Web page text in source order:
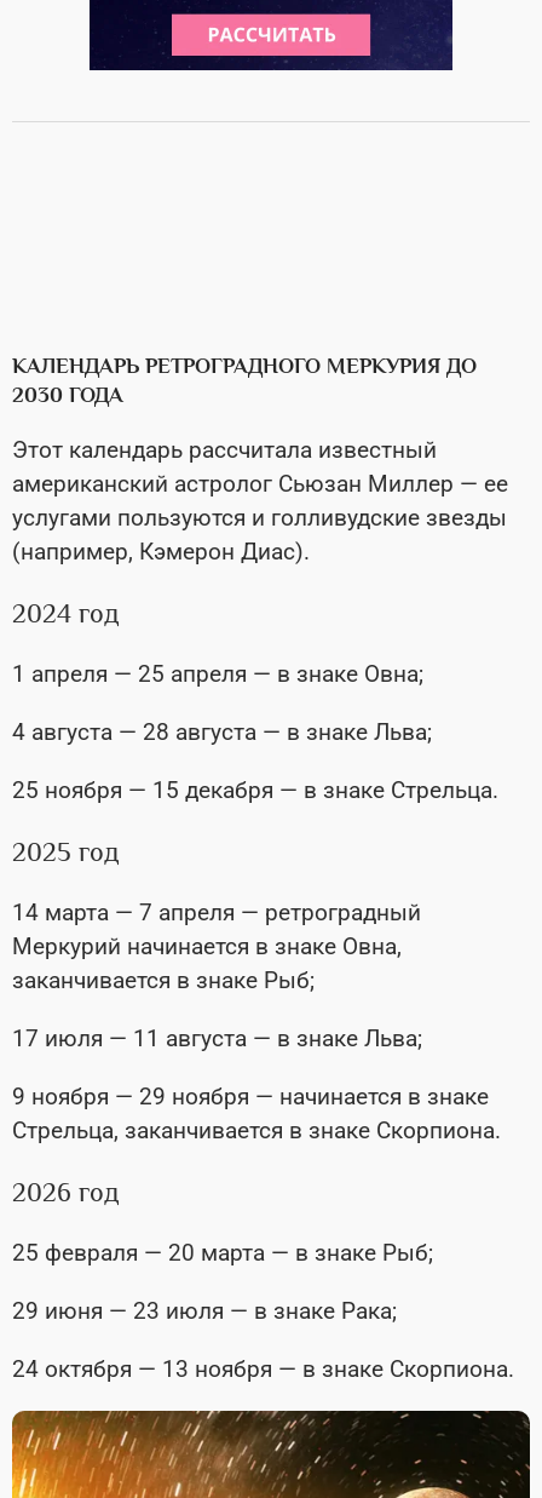
КАЛЕНДАРЬ РЕТРОГРАДНОГО МЕРКУРИЯ ДО
2030 ГОДА
Этот календарь рассчитала известный
американский астролог Сьюзан Миллер — ее
услугами пользуются и голливудские звезды
(например, Кэмерон Диас).
2024 год
1 апреля — 25 апреля — в знаке Овна;
4 августа — 28 августа — в знаке Льва;
25 ноября — 15 декабря — в знаке Стрельца.
2025 год
14 марта — 7 апреля — ретроградный
Меркурий начинается в знаке Овна,
заканчивается в знаке Рыб;
17 июля — 11 августа — в знаке Льва;
9 ноября — 29 ноября — начинается в знаке
Стрельца, заканчивается в знаке Скорпиона.
2026 год
25 февраля — 20 марта — в знаке Рыб;
29 июня — 23 июля — в знаке Рака;
24 октября — 13 ноября — в знаке Скорпиона.